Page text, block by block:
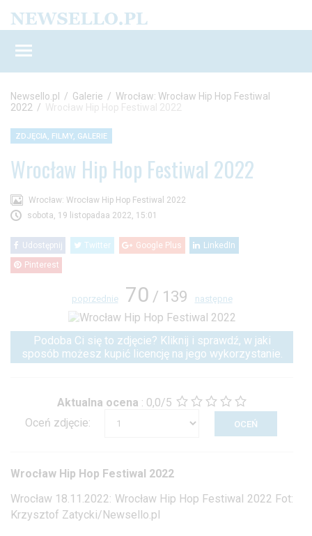
Newsello.pl / Galerie / Wrocław: Wrocław Hip Hop Festiwal
2022 / Wrocław Hip Hop Festiwal 2022
ZDJĘCIA, FILMY, GALERIE
Wrocław Hip Hop Festiwal 2022
Wrocław: Wrocław Hip Hop Festiwal 2022
sobota, 19 listopadaa 2022, 15:01
Udostępnij Twitter Google Plus LinkedIn
Pinterest
poprzednie 70 / 139 następne
Podoba Ci się to zdjęcie? Kliknij i sprawdź, w jaki
sposób możesz kupić licencję na jego wykorzystanie.
Aktualna ocena : 0,0/5
Oceń zdjęcie:
Wrocław Hip Hop Festiwal 2022
Wrocław 18.11.2022: Wrocław Hip Hop Festiwal 2022 Fot:
Krzysztof Zatycki/Newsello.pl